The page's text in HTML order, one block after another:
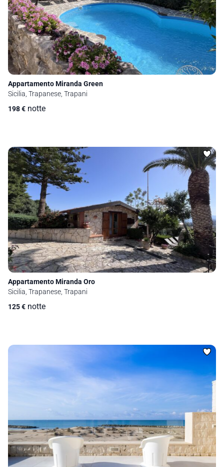
Appartamento Miranda Green
Sicilia, Trapanese, Trapani
198€ notte
Appartamento Miranda Oro
Sicilia, Trapanese, Trapani
125€ notte